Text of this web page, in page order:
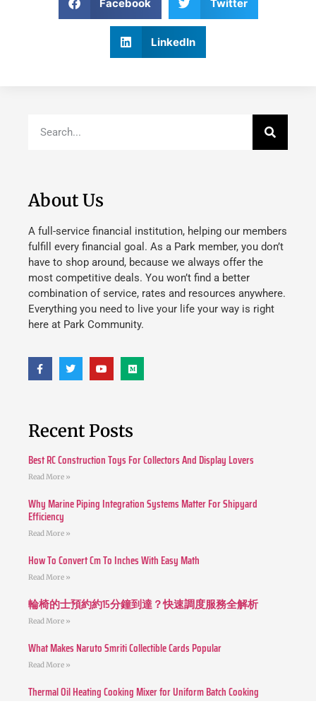
Facebook Twitter
LinkedIn
About Us
A full-service financial institution, helping our members
fulfill every financial goal. As a Park member, you don’t
have to shop around, because we always offer the
most competitive deals. You won’t find a better
combination of service, rates and resources anywhere.
Everything you need to live your life your way is right
here at Park Community.
Recent Posts
Best RC Construction Toys For Collectors And Display Lovers
Read More »
Why Marine Piping Integration Systems Matter For Shipyard
Efficiency
Read More »
How To Convert Cm To Inches With Easy Math
Read More »
輪椅的士預約約15分鐘到達？快速調度服務全解析
Read More »
What Makes Naruto Smriti Collectible Cards Popular
Read More »
Thermal Oil Heating Cooking Mixer for Uniform Batch Cooking